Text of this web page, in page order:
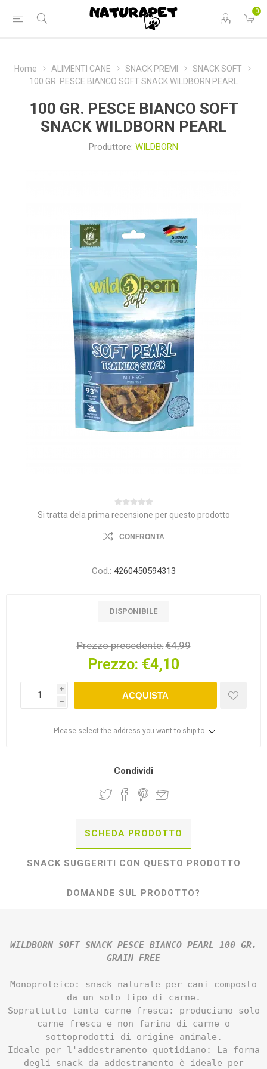
0
Home ALIMENTI CANE SNACK PREMI
SNACK SOFT
100 GR. PESCE BIANCO SOFT SNACK WILDBORN PEARL
100 GR. PESCE BIANCO SOFT
SNACK WILDBORN PEARL
Produttore: WILDBORN
Si tratta dela prima recensione per questo prodotto
CONFRONTA
Cod.: 4260450594313
DISPONIBILE
Prezzo precedente:€4,99
Prezzo: €4,10
i
h
ACQUISTA
Please select the address you want to ship to
Condividi
SCHEDA PRODOTTO
SNACK SUGGERITI CON QUESTO PRODOTTO
DOMANDE SUL PRODOTTO?
WILDBORN SOFT SNACK PESCE BIANCO PEARL 100 GR.
GRAIN FREE
Monoproteico: snack naturale per cani composto
da un solo tipo di carne.
Soprattutto tanta carne fresca: produciamo solo
carne fresca e non farina di carne o
sottoprodotti di origine animale.
Ideale per l'addestramento quotidiano: La forma
degli snack da addestramento è ideale per